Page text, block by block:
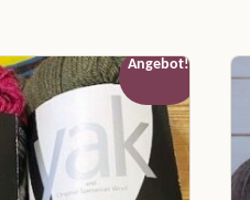
Angebot!